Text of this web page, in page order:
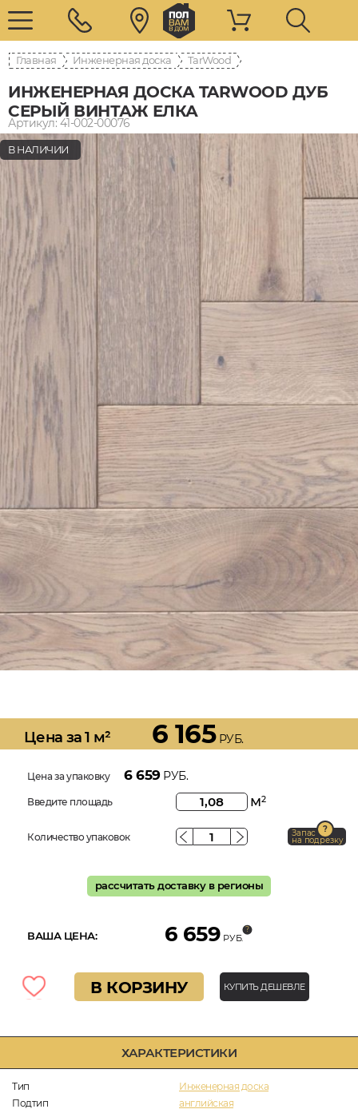
Главная Инженерная доска TarWood
ИНЖЕНЕРНАЯ ДОСКА TARWOOD ДУБ
СЕРЫЙ ВИНТАЖ ЕЛКА
Артикул: 41-002-00076
ХАРАКТЕРИСТИКИ
Тип
Инженерная доска
Подтип
английская
В НАЛИЧИИ
Цена за 1 м² 6 165РУБ.
Цена за упаковку 6 659РУБ.
Введите площадь м2
Количество упаковок Запас
на подрезку
рассчитать доставку в регионы
ВАША ЦЕНА: 6 659 РУБ.
В КОРЗИНУ КУПИТЬ ДЕШЕВЛЕ